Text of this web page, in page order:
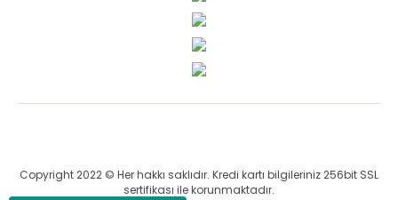
Copyright 2022 © Her hakkı saklıdır. Kredi kartı bilgileriniz 256bit SSL
sertifikası ile korunmaktadır.